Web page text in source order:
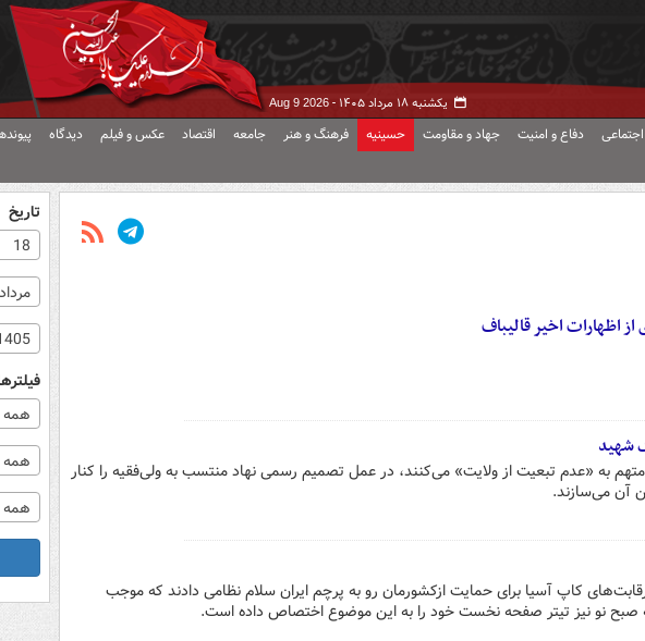
یکشنبه ۱۸ مرداد ۱۴۰۵ - Aug 9 2026
دفاع و امنیت جهاد و مقاومت حسینیه فرهنگ و هنر جامعه اقتصاد عکس و فیلم دیدگاه
اظهارات اخیر قالیباف
شهید
به «عدم تبعیت از ولایت» می‌کنند، در عمل تصمیم رسمی نهاد منتسب به ولی‌فقیه را کنار
آن می‌سازند.
کاپ آسیا برای حمایت ازکشورمان رو به پرچم ایران سلام نظامی دادند که موجب
صبح نو نیز تیتر صفحه نخست خود را به این موضوع اختصاص داده است.
تاریخ
18
مرداد
همه